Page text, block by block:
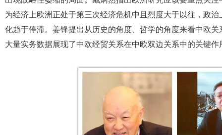
为经济上欧洲正处于第三次经济危机中且烈度大于以往，政
化趋于停滞。姜锋提出从历史的角度、哲学的角度来看中欧
大量实务数据展现了中欧经贸关系在中欧双边关系中的关键